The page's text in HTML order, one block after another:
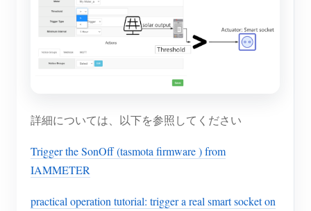
詳細については、以下を参照してください
Trigger the SonOff (tasmota firmware ) from
IAMMETER
practical operation tutorial: trigger a real smart socket on